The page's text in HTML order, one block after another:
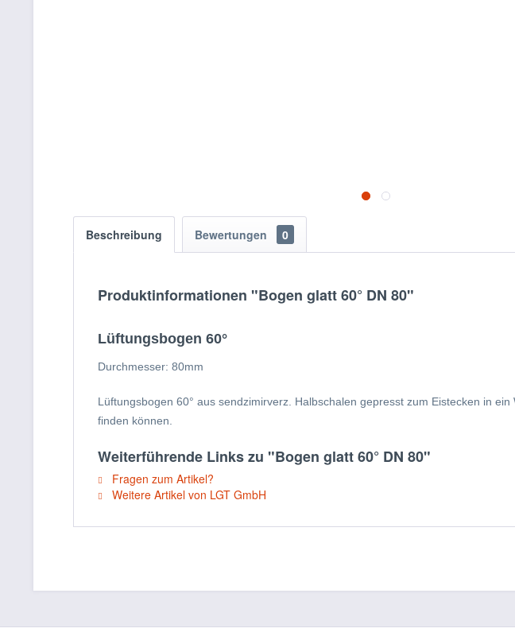
Beschreibung Bewertungen 0
Produktinformationen "Bogen glatt 60° DN 80"
Lüftungsbogen 60°
Durchmesser: 80mm
Lüftungsbogen 60° aus sendzimirverz. Halbschalen gepresst zum Eistecken in
finden können.
Weiterführende Links zu "Bogen glatt 60° DN 80"
Fragen zum Artikel?
Weitere Artikel von LGT GmbH